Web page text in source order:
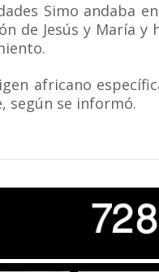
Simo andaba
de Jesús y María
africano
según se informó.